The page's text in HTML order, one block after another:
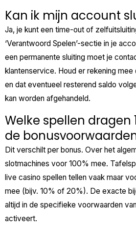
Kan ik mijn account
Ja, je kunt een time-out of
‘Verantwoord Spelen’-sectie in je
een permanente sluiting moet je
klantenservice. Houd er rekening mee
en dat eventueel resterend saldo
kan worden afgehandeld.
Welke spellen dragen
de
Dit verschilt per bonus. Over het
slotmachines voor 100% mee.
live casino spellen tellen vaak maar
mee (bijv. 10% of 20%). De exacte
altijd in de specifieke voorwaarden
activeert.